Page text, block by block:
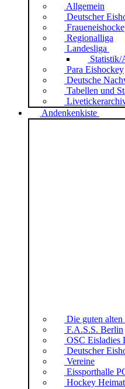
Allgemein
Deutscher
Regionalliga
Landesliga
Para Eishockey
Deutsche
Tabellen und
Andenkenkiste
Die guten alten
F.A.S.S. Berlin
OSC Eisladies
Deutscher
Vereine
Eissporthalle
Hockey Heimat